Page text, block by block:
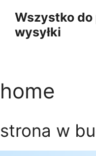
treści
Wszystko
wysyłki
home
strona w